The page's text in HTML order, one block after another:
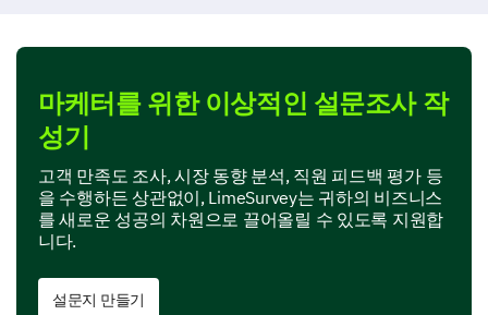
마케터를 위한 이상적인 설문조사 작
성기
고객 만족도 조사, 시장 동향 분석, 직원 피드백 평가 등
을 수행하든 상관없이, LimeSurvey는 귀하의 비즈니스
를 새로운 성공의 차원으로 끌어올릴 수 있도록 지원합
니다.
설문지 만들기